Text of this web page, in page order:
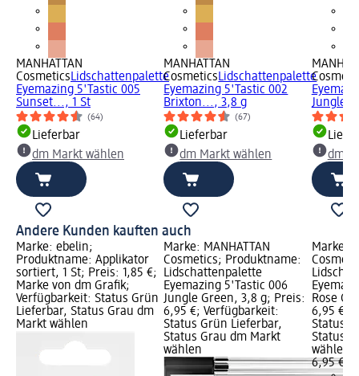
MANHATTAN
CosmeticsLidschattenpalette
Eyemazing 5'Tastic 005
Sunset..., 1 St
(64)
Lieferbar
dm Markt wählen
MANHATTAN
CosmeticsLidschattenpalette
Eyemazing 5'Tastic 002
Brixton..., 3,8 g
(67)
Lieferbar
dm Markt wählen
dm
Andere Kunden kauften auch
Marke: ebelin;
Produktname: Applikator
sortiert, 1 St; Preis: 1,85 €;
Marke von dm Grafik;
Verfügbarkeit: Status Grün
Lieferbar, Status Grau dm
Markt wählen
Marke: MANHATTAN
Cosmetics; Produktname:
Lidschattenpalette
Eyemazing 5'Tastic 006
Jungle Green, 3,8 g; Preis:
6,95 €; Verfügbarkeit:
Status Grün Lieferbar,
Status Grau dm Markt
wählen
Marke:
Rose
6,95 €;
Status
Status
wählen
6,95 €